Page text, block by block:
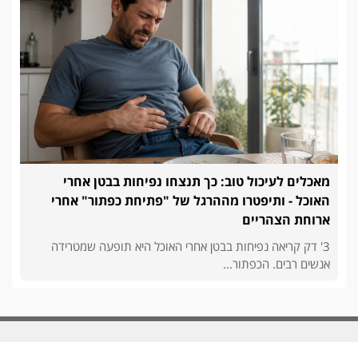
מאכלים לעיכול טוב: כך תנצחו נפיחות בבטן אחרי
האוכל - ותיפטרו מההרגל של "פתיחת כפתור" אחרי
ארוחת הצהריים
3' דק קריאה נפיחות בבטן אחרי האוכל היא תופעה שמטרידה
אנשים רבים. הכפתור...